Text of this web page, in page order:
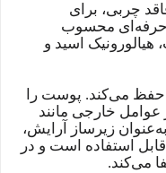
چربی، برای
حرفه‌ای محسوب
اسید و
پوست حفظ می‌کند. پوست را
عوامل خارجی مانند
زیرساز آرایش،
نیز قابل استفاده است و در
می‌کند.